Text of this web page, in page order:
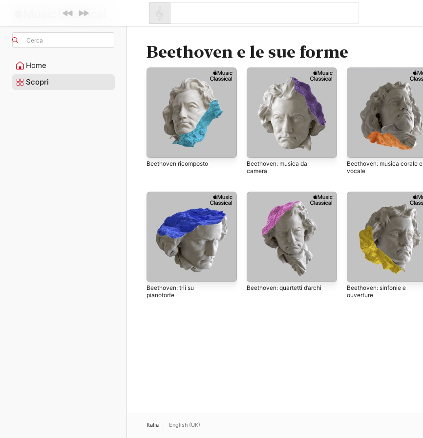
Cerca
Home
Scopri
Beethoven e le sue forme
Beethoven ricomposto
Beethoven: musica da
camera
Beethoven: musica corale e
vocale
Beethoven: trii su
pianoforte
Beethoven: quartetti d’archi
Beethoven: sinfonie e
ouverture
Italia English (UK)